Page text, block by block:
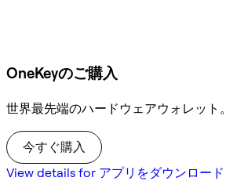
OneKeyのご購入
世界最先端のハードウェアウォレット。
今すぐ購入
View details for アプリをダウンロード